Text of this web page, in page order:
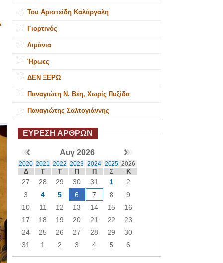
Του Αριστείδη Καλάργαλη
Γιορτινός
Λιμάνια
Ήρωες
ΔΕΝ ΞΕΡΩ
Παναγιώτη Ν. Βέη, Χωρίς Πυξίδα
Παναγιώτης Σαλτογιάννης
ΕΥΡΕΣΗ ΑΡΘΡΩΝ
Αυγ 2026
2020 2021 2022 2023 2024 2025 2026
Δ Τ Τ Π Π Σ Κ
27 28 29 30 31 1
2
3
4 5 6 7 8
9
10
11 12 13 14 15
16
17
18 19 20 21 22
23
24
25 26 27 28 29
30
31
1 2 3 4 5 6